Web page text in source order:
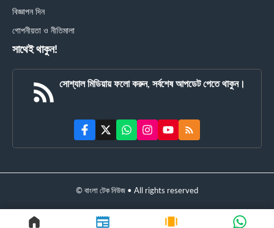
বিজ্ঞাপন দিন
গোপনীয়তা ও নীতিমালা
সাথেই থাকুন!
সোশ্যাল মিডিয়ায় ফলো করুন, সর্বশেষ আপডেট পেতে থাকুন।
© বাংলা টেক নিউজ • All rights reserved